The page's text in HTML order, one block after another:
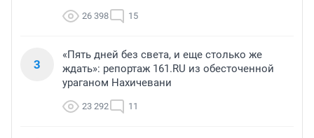
26 398 15
3
«Пять дней без света, и еще столько же
ждать»: репортаж 161.RU из обесточенной
ураганом Нахичевани
23 292 11